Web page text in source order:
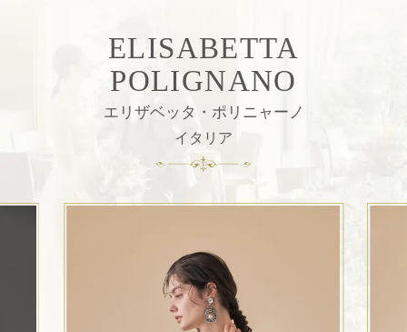
ELISABETTA
POLIGNANO
エリザベッタ・ポリニャーノ
イタリア